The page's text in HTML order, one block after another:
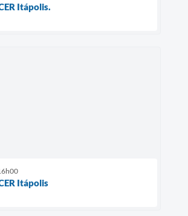
Itápolis.
Itápolis